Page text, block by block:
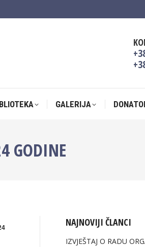
GALERIJA
GODINE
NAJNOVIJI ČLANCI
IZVJEŠTAJ O RADU
GALERIJA